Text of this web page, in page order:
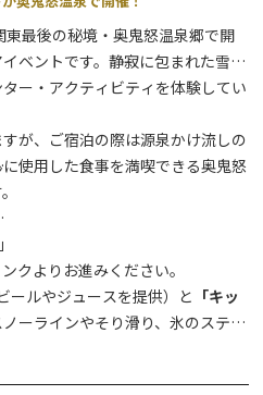
15：00
～15：00
：00～14：00
東最後の秘境・奥鬼怒温泉郷で開
ベントです。静寂に包まれた雪景
ー・アクティビティを体験してい
が、ご宿泊の際は源泉かけ流しの
使用した食事を満喫できる奥鬼怒
クよりお進みください。
ールやジュースを提供）と 「キッ
ーラインやそり滑り、氷のステン